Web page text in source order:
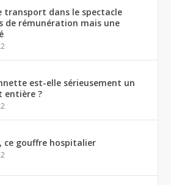
transport dans le spectacle
de rémunération mais une
est-elle sérieusement un
entière ?
ce gouffre hospitalier